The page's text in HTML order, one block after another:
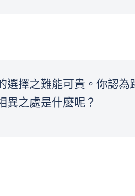
擇之難能可貴。你認
異之處是什麼呢？